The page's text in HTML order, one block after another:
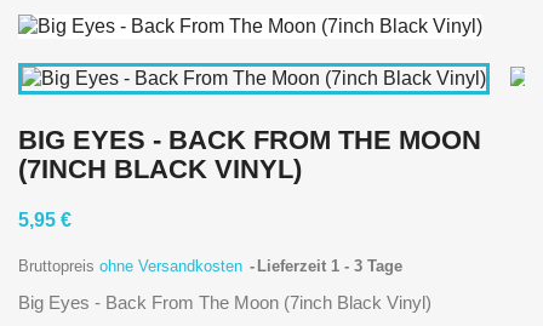
BIG EYES - BACK FROM THE MOON
(7INCH BLACK VINYL)
5,95 €
Bruttopreis ohne Versandkosten Lieferzeit 1 - 3 Tage
Big Eyes - Back From The Moon (7inch Black Vinyl)